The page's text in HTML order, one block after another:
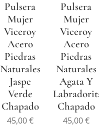
Pulsera
Mujer
Viceroy
Acero
Piedras
Naturales
Jaspe
Verde
Chapado
45,00€
Pulsera
Mujer
Viceroy
Acero
Piedras
Naturales
Agata Y
Labradorita
Chapado
45,00€